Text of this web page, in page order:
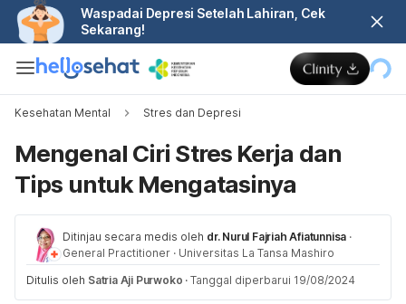
Waspadai Depresi Setelah Lahiran, Cek
Sekarang!
Kesehatan Mental Stres dan Depresi
Mengenal Ciri Stres Kerja dan
Tips untuk Mengatasinya
Ditinjau secara medis oleh dr. Nurul Fajriah Afiatunnisa ·
General Practitioner · Universitas La Tansa Mashiro
Ditulis oleh Satria Aji Purwoko · Tanggal diperbarui 19/08/2024